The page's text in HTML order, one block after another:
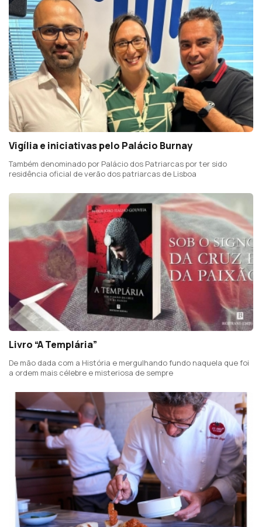
Vigília e iniciativas pelo Palácio Burnay
Também denominado por Palácio dos Patriarcas por ter sido
residência oficial de verão dos patriarcas de Lisboa
Livro “A Templária”
De mão dada com a História e mergulhando fundo naquela que foi
a ordem mais célebre e misteriosa de sempre